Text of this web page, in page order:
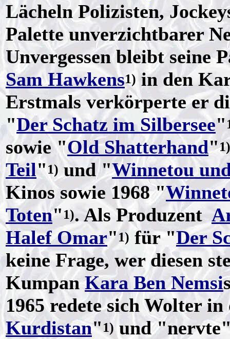
Lächeln Polizisten,
Palette unverzichtbarer
Unvergessen bleibt seine
Sam Hawkens1) in den
Erstmals verkörperte er
"Der Schatz im Silbersee"
sowie "Old Shatterhand"1)
Teil"1) und "Winnetou
Kinos sowie 1968 "
Toten" 1). Als Produzent
Halef Omar"1) für "Der
keine Frage, wer diesen
KumpanKara Ben Nemsi
1965 redete sich Wolter
Kurdistan"1) und